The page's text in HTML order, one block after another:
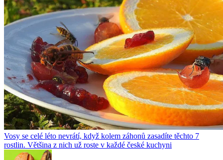
Vosy se celé léto nevrátí, když kolem záhonů zasadíte těchto 7
rostlin. Většina z nich už roste v každé české kuchyni